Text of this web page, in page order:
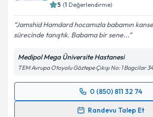
Kişisel verilerimin işlenmesine ilişkin
kapsamda işlenmesini kabul
Takvim Talebini
5 (1 Değerlendirme)
Jamshid Hamdard hocamızla babamın
sürecinde tanıştık. Babama bir sene...
Medipol Mega Üniversite Hastanesi
TEM Avrupa Otoyolu Göztepe Çıkışı No: 1 Bagcilar
0 (850) 811 32 74
Randevu Talep Et
Randevu Takvimi Talebi